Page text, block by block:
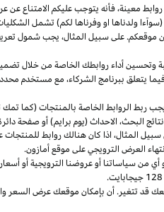
معينة،فأنه يتوجب عليكم الامتناع عن
ولدناها او وفرناها لكم) تشمل
موقعكم. على سبيل المثال،يجب شمول
وتحسين أداء روابطك الخاصة من خلال
يتعلق ببرنامج الشركاء، مع مستخدم
ربط الروابط الخاصة بالمنتجات (كما
البحث، الاحداث (يوم برايم) أو صفحة
سبيل المثال، اذا كان هنالك روابط
أي منسياساتناأوعروضنا الترويجيةأو
جيجابايت.
قد تتغير. أن بإمكان موقعك عرض السعر